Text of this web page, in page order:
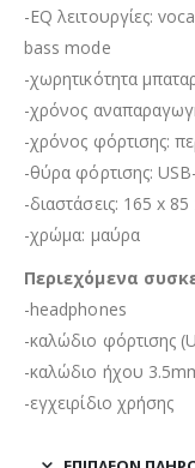
-EQ λειτουργίες:
bass mode
-χωρητικότητα
-χρόνος
-χρόνος φόρτισης:
-θύρα φόρτισης:
-διαστάσεις: 165 x
-χρώμα: μαύρα
Περιεχόμενα
-headphones
-καλώδιο φόρτισης
-καλώδιο ήχου
-εγχειρίδιο χρήσης